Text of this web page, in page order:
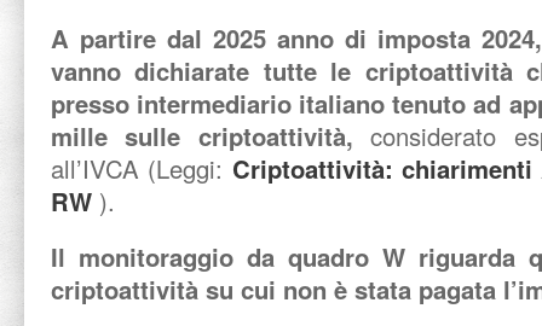
A partire dal 2025 anno di imposta
vanno dichiarate tutte le criptoattività
presso intermediario italiano tenuto ad
mille sulle criptoattività, considerato
all’IVCA (Leggi: Criptoattività:
RW ).
Il monitoraggio da quadro W riguarda
criptoattività su cui non è stata pagata